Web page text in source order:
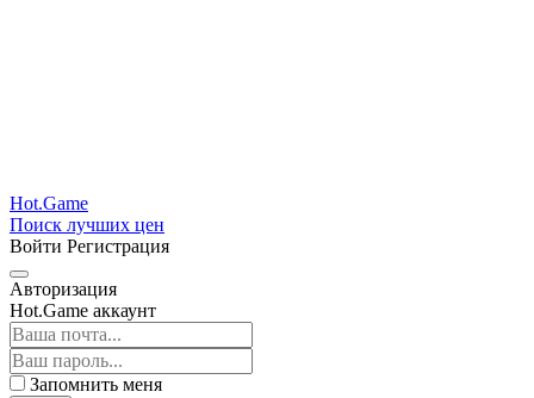
Hot.Game
Поиск лучших цен
Войти Регистрация
Авторизация
Hot.Game аккаунт
Запомнить меня